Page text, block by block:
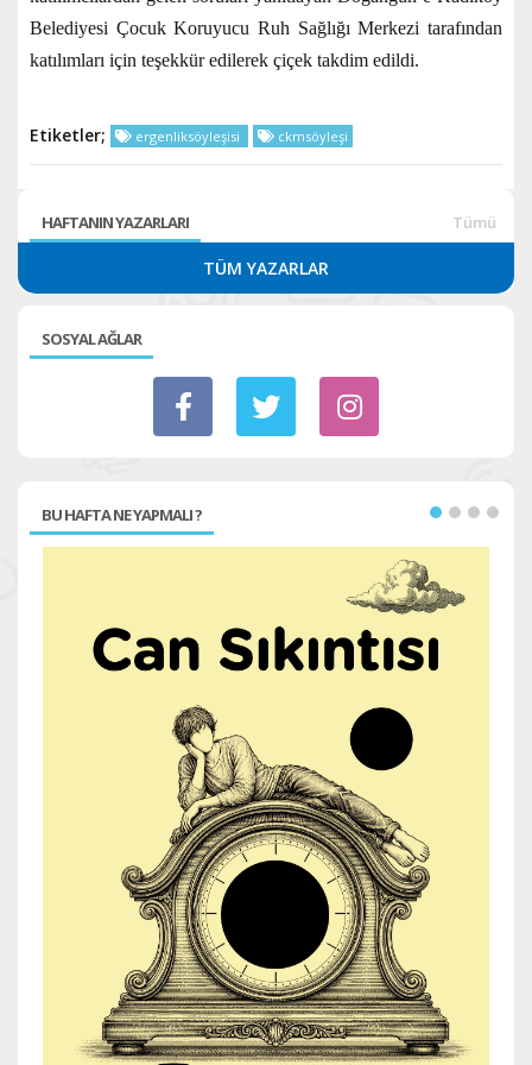
Belediyesi Çocuk Koruyucu Ruh Sağlığı Merkezi tarafından
katılımları için teşekkür edilerek çiçek takdim edildi.
Etiketler; ergenliksöyleşisi ckmsöyleşi
HAFTANIN YAZARLARI Tümü
TÜM YAZARLAR
SOSYAL AĞLAR
BU HAFTA NE YAPMALI ?